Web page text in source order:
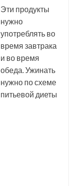
Эти продукты
нужно
употреблять во
время завтрака
и во время
обеда. Ужинать
нужно по схеме
питьевой диеты